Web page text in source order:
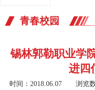
青春校园
锡林郭勒职业学
进四
时间：2018.06.07 浏览